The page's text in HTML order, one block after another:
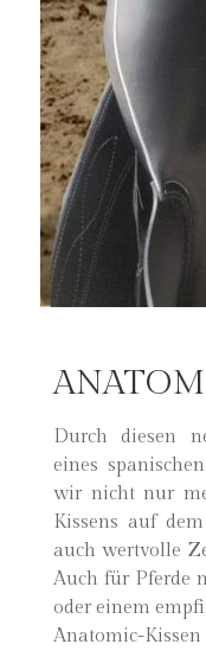
Durch diesen
eines
wir nicht nur
Kissens auf
auch wertvolle
Auch für Pferde
oder einem
Anatomic-Kissen